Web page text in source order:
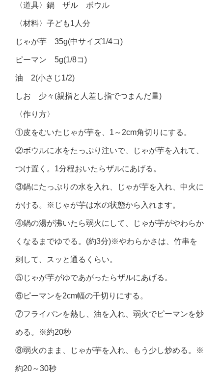
〈道具〉鍋 ザル ボウル
〈材料〉子ども1人分
じゃが芋 35g(中サイズ1/4コ)
ピーマン 5g(1/8コ)
油 2(小さじ1/2)
しお 少々(親指と人差し指でつまんだ量)
〈作り方〉
①皮をむいたじゃが芋を、1～2cm角切りにする。
②ボウルに水をたっぷり注いで、じゃが芋を入れて、
つけ置く。1分程おいたらザルにあげる。
③鍋にたっぷりの水を入れ、じゃが芋を入れ、中火に
かける。※じゃが芋は水の状態から入れます。
④鍋の湯が沸いたら弱火にして、じゃが芋がやわらか
くなるまでゆでる。(約3分)※やわらかさは、竹串を
刺して、スッと通るくらい。
⑤じゃが芋がゆであがったらザルにあげる。
⑥ピーマンを2cm幅の千切りにする。
⑦フライパンを熱し、油を入れ、弱火でピーマンを炒
める。※約20秒
⑧弱火のまま、じゃが芋を入れ、もう少し炒める。※
約20～30秒